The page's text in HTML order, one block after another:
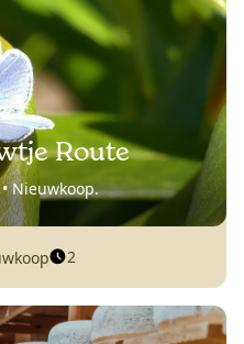
Route
Nieuwkoop.
2